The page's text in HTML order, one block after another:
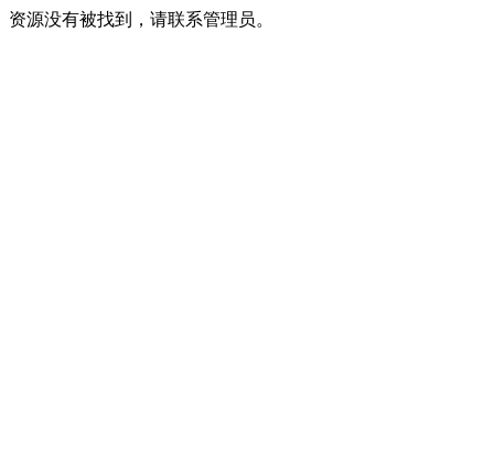
资源没有被找到，请联系管理员。